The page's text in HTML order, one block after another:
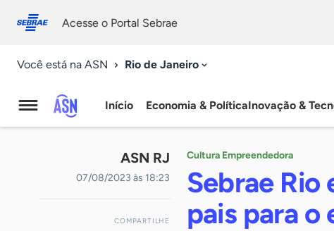
conosco
Acesse o Portal Sebrae
Você está na ASN Rio de Janeiro
Agência
Sebrae
de
Notícias
Início Economia & PolíticaInovação &
ASN RJ
07/08/2023 às 18:23
COMPARTILHE
Cultura Empreendedora
Sebrae Rio
pais para o